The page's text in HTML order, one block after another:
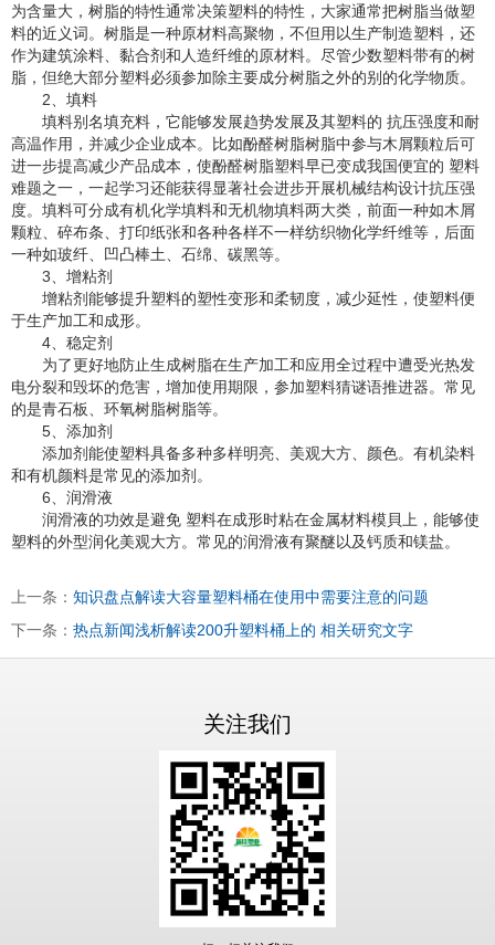
为含量大，树脂的特性通常决策塑料的特性，大家通常把树脂当做塑
料的近义词。树脂是一种原材料高聚物，不但用以生产制造塑料，还
作为建筑涂料、黏合剂和人造纤维的原材料。尽管少数塑料带有的树
脂，但绝大部分塑料必须参加除主要成分树脂之外的别的化学物质。
2、填料
填料别名填充料，它能够发展趋势发展及其塑料的 抗压强度和耐
高温作用，并减少企业成本。比如酚醛树脂树脂中参与木屑颗粒后可
进一步提高减少产品成本，使酚醛树脂塑料早已变成我国便宜的 塑料
难题之一，一起学习还能获得显著社会进步开展机械结构设计抗压强
度。填料可分成有机化学填料和无机物填料两大类，前面一种如木屑
颗粒、碎布条、打印纸张和各种各样不一样纺织物化学纤维等，后面
一种如玻纤、凹凸棒土、石绵、碳黑等。
3、增粘剂
增粘剂能够提升塑料的塑性变形和柔韧度，减少延性，使塑料便
于生产加工和成形。
4、稳定剂
为了更好地防止生成树脂在生产加工和应用全过程中遭受光热发
电分裂和毁坏的危害，增加使用期限，参加塑料猜谜语推进器。常见
的是青石板、环氧树脂树脂等。
5、添加剂
添加剂能使塑料具备多种多样明亮、美观大方、颜色。有机染料
和有机颜料是常见的添加剂。
6、润滑液
润滑液的功效是避免 塑料在成形时粘在金属材料模貝上，能够使
塑料的外型润化美观大方。常见的润滑液有聚醚以及钙质和镁盐。
上一条： 知识盘点解读大容量塑料桶在使用中需要注意的问题
下一条： 热点新闻浅析解读200升塑料桶上的 相关研究文字
关注我们